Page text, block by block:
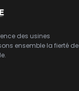
des usines
ensemble la fierté de